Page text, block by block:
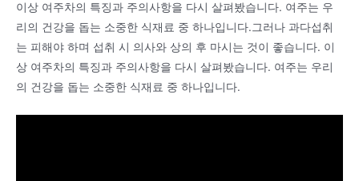
이상 여주차의 특징과 주의사항을 다시 살펴봤습니다. 여주는 우
리의 건강을 돕는 소중한 식재료 중 하나입니다.그러나 과다섭취
는 피해야 하며 섭취 시 의사와 상의 후 마시는 것이 좋습니다. 이
상 여주차의 특징과 주의사항을 다시 살펴봤습니다. 여주는 우리
의 건강을 돕는 소중한 식재료 중 하나입니다.